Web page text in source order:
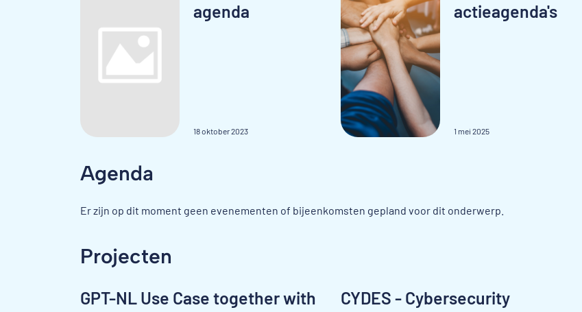
agenda
18 oktober 2023
actieagenda's
1 mei 2025
Agenda
Er zijn op dit moment geen evenementen of bijeenkomsten gepland voor dit onderwerp.
Projecten
GPT-NL Use Case together with
CYDES - Cybersecurity